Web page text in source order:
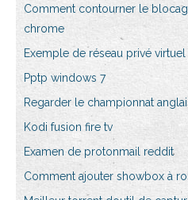
Comment contourner le
chrome
Exemple de réseau privé virtuel
Pptp windows 7
Regarder le championnat
Kodi fusion fire tv
Examen de protonmail reddit
Comment ajouter showbox à